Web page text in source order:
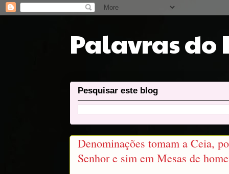
Palavras do
Pesquisar este blog
Denominações tomam a Ceia,
Senhor e sim em Mesas de